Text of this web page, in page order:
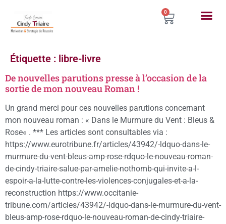
0
Étiquette : libre-livre
De nouvelles parutions presse à l’occasion de la
sortie de mon nouveau Roman !
Un grand merci pour ces nouvelles parutions concernant
mon nouveau roman : « Dans le Murmure du Vent : Bleus &
Rose« . *** Les articles sont consultables via :
https://www.eurotribune.fr/articles/43942/-ldquo-dans-le-
murmure-du-vent-bleus-amp-rose-rdquo-le-nouveau-roman-
de-cindy-triaire-salue-par-amelie-nothomb-qui-invite-a-l-
espoir-a-la-lutte-contre-les-violences-conjugales-et-a-la-
reconstruction https://www.occitanie-
tribune.com/articles/43942/-ldquo-dans-le-murmure-du-vent-
bleus-amp-rose-rdquo-le-nouveau-roman-de-cindy-triaire-